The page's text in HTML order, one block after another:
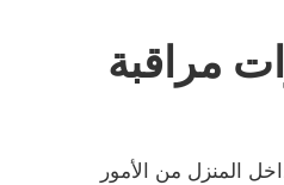
مراقبة
المنزل من الأمور